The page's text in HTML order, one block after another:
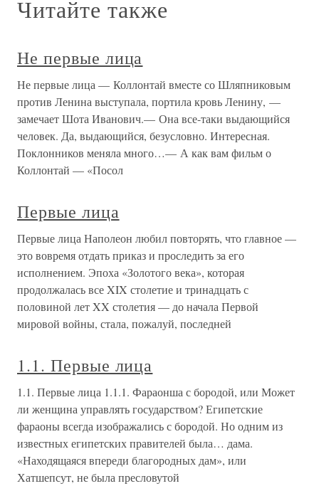
Читайте также
Не первые лица
Не первые лица — Коллонтай вместе со Шляпниковым
против Ленина выступала, портила кровь Ленину, —
замечает Шота Иванович.— Она все-таки выдающийся
человек. Да, выдающийся, безусловно. Интересная.
Поклонников меняла много…— А как вам фильм о
Коллонтай — «Посол
Первые лица
Первые лица Наполеон любил повторять, что главное —
это вовремя отдать приказ и проследить за его
исполнением. Эпоха «Золотого века», которая
продолжалась все XIX столетие и тринадцать с
половиной лет XX столетия — до начала Первой
мировой войны, стала, пожалуй, последней
1.1. Первые лица
1.1. Первые лица 1.1.1. Фараонша с бородой, или Может
ли женщина управлять государством? Египетские
фараоны всегда изображались с бородой. Но одним из
известных египетских правителей была… дама.
«Находящаяся впереди благородных дам», или
Хатшепсут, не была пресловутой